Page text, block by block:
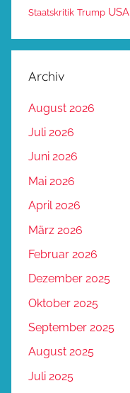
Staatskritik Trump USA
Archiv
August 2026
Juli 2026
Juni 2026
Mai 2026
April 2026
März 2026
Februar 2026
Dezember 2025
Oktober 2025
September 2025
August 2025
Juli 2025